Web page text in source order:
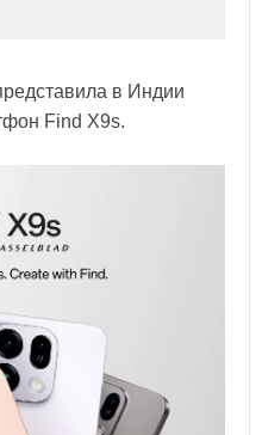
в Индии
Find X9s.